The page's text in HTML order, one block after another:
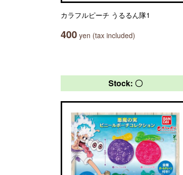
カラフルピーチ うるるん隊1
400 yen (tax included)
Stock: 〇